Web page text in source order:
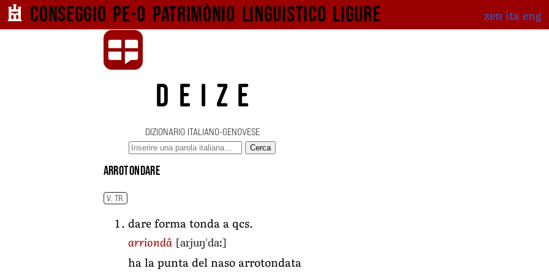
Conseggio pe-o patrimònio linguistico ligure zen ita eng
DEIZE
DIZIONARIO ITALIANO-GENOVESE
Cerca
arrotondare
V. TR.
dare forma tonda a qcs.
arriondâ [arjuŋˈdaː]
ha la punta del naso arrotondata